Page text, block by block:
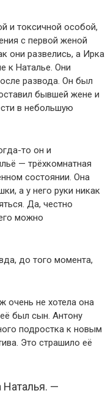
и токсичной особой,
с первой женой
они развелись, а Ирка
к Наталье. Они
развода. Он был
бывшей жене и
в небольшую
то он и
— трёхкомнатная
состоянии. Она
а у него руки никак
Да, честно
можно
до того момента,
очень не хотела она
был сын. Антону
подростка к новым
Это страшило её
Наталья. —